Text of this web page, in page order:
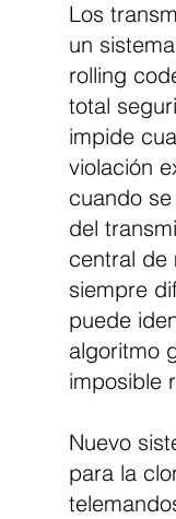
Los
un
rolling
total
impide
violación
cuando
del
central de
siempre
puede
algoritmo
imposible
Nuevo
para la